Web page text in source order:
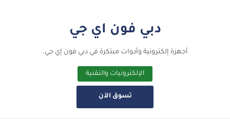
دبي فون اي جي
أجهزة إلكترونية وأدوات مبتكرة في دبي فون إي جي.
الإلكترونيات والتقنية
تسوق الآن